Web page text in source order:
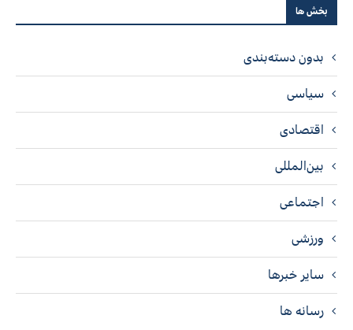
بخش ها
بدون دسته‌بندی
سیاسی
اقتصادی
بین‌المللی
اجتماعی
ورزشی
سایر خبرها
رسانه ها